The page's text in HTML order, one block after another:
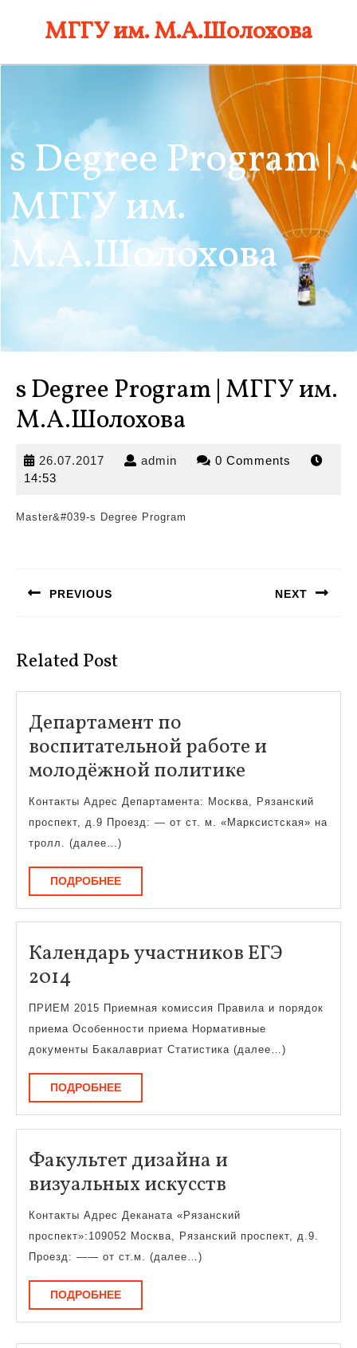
МГГУ им. М.А.Шолохова
s Degree Program |
МГГУ им.
М.А.Шолохова
s Degree Program | МГГУ им.
М.А.Шолохова
26.07.2017 26.07.2017
admin admin 0 Comments
14:53
Master&#039-s Degree Program
записям
PREVIOUS NEXT
Related Post
Департамент по
воспитательной работе и
молодёжной политике
по
политике
Контакты Адрес Департамента: Москва, Рязанский
проспект, д.9 Проезд: — от ст. м. «Марксистская» на
тролл. (далее…)
ПОДРОБНЕЕПОДРОБНЕЕ
Календарь участников ЕГЭ
2014
участников
ЕГЭ
2014
ПРИЕМ 2015 Приемная комиссия Правила и порядок
приема Особенности приема Нормативные
документы Бакалавриат Статистика (далее…)
ПОДРОБНЕЕПОДРОБНЕЕ
Факультет дизайна и
визуальных искусств
дизайна
и
Контакты Адрес Деканата «Рязанский
проспект»:109052 Москва, Рязанский проспект, д.9.
Проезд: —— от ст.м. (далее…)
ПОДРОБНЕЕПОДРОБНЕЕ